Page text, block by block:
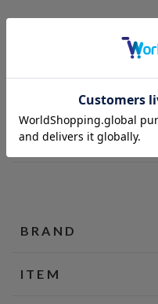
BRAND
ITEM